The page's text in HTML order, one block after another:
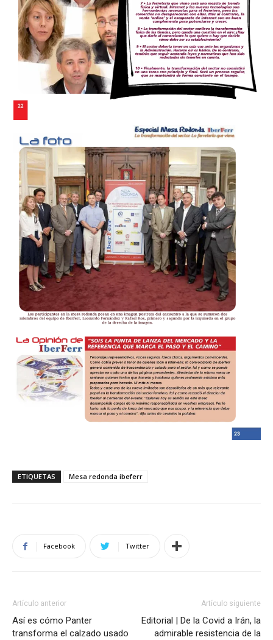
ETIQUETAS Mesa redonda ibeferr
Facebook Twitter
Artículo anterior
Así es cómo Panter
transforma el calzado usado
Artículo siguiente
Editorial | De la Covid a Irán, la
admirable resistencia de la